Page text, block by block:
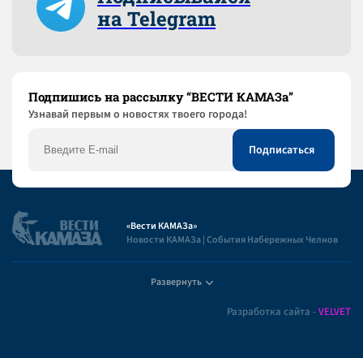
на Telegram
Подпишись на рассылку “ВЕСТИ КАМАЗа”
Узнaвай первым о новостях твоего города!
«Вести КАМАЗа»
Новости КАМАЗа | События Набережных Челнов
Развернуть
Разработка сайта -VELVET